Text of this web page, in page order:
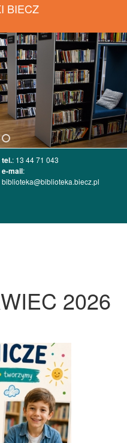
BIECZ
tel.: 13 44 71 043
e-mail:
biblioteka@biblioteka.biecz.pl
2026